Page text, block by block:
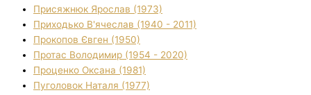
Присяжнюк Ярослав (1973)
Приходько В'ячеслав (1940 - 2011)
Прокопов Євген (1950)
Протас Володимир (1954 - 2020)
Проценко Оксана (1981)
Пуголовок Наталя (1977)